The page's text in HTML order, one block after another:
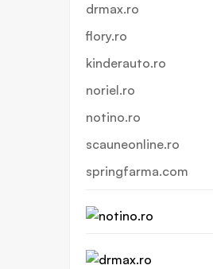
drmax.ro
flory.ro
kinderauto.ro
noriel.ro
notino.ro
scauneonline.ro
springfarma.com